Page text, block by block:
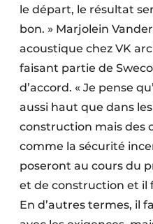
le départ, le résultat
bon. » Marjolein
acoustique chez VK
faisant partie de
d’accord. « Je pense
aussi haut que dans
construction mais des
comme la sécurité
poseront au cours du
et de construction et il
En d’autres termes, il